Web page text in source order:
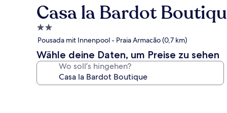
Casa la Bardot
2.0-
Sterne-
Unterkunft
Pousada mit Innenpool - Praia Armacão (0,7 km)
Wähle deine Daten, um Preise zu sehen
Wo soll’s hingehen?